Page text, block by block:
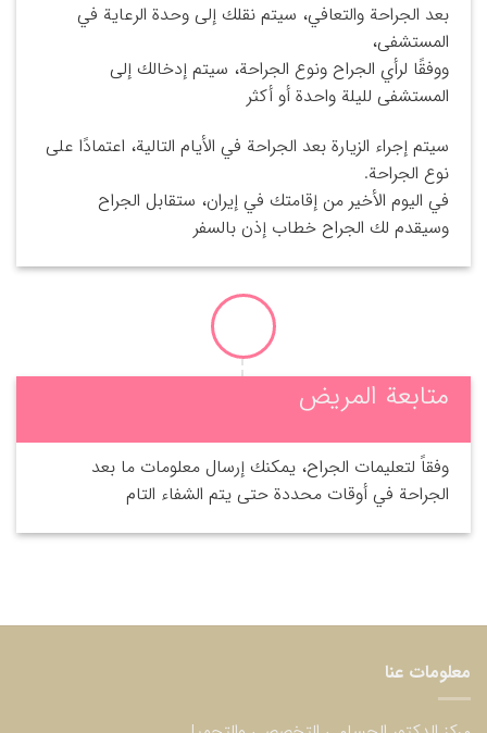
بعد الجراحة والتعافي، سيتم نقلك إلى وحدة الرعاية في
المستشفى،
ووفقًا لرأي الجراح ونوع الجراحة، سيتم إدخالك إلى
المستشفى لليلة واحدة أو أكثر
سيتم إجراء الزيارة بعد الجراحة في الأيام التالية، اعتمادًا على
نوع الجراحة.
في اليوم الأخير من إقامتك في إيران، ستقابل الجراح
وسيقدم لك الجراح خطاب إذن بالسفر
متابعة المريض
وفقاً لتعليمات الجراح، يمكنك إرسال معلومات ما بعد
الجراحة في أوقات محددة حتى يتم الشفاء التام
معلومات عنا